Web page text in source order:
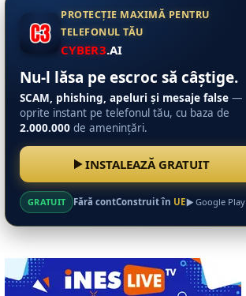
PROTECȚIE MAXIMĂ PENTRU
TELEFONUL TĂU
CYBER3.AI
Nu-l lăsa pe escroc să câștige.
SCAM, phishing, apeluri și mesaje false —
oprite instant pe telefonul tău, cu baza de
2.000.000 de amenințări.
INSTALEAZĂ GRATUIT
GRATUIT Fără contConstruit în UE Google Play